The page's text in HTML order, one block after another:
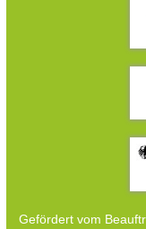
Gefördert vom